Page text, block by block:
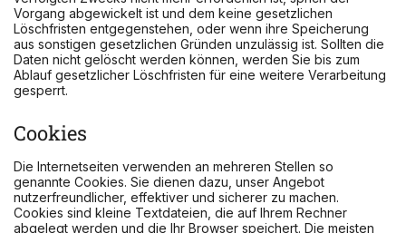
Vorgang abgewickelt ist und dem keine gesetzlichen
Löschfristen entgegenstehen, oder wenn ihre Speicherung
aus sonstigen gesetzlichen Gründen unzulässig ist. Sollten die
Daten nicht gelöscht werden können, werden Sie bis zum
Ablauf gesetzlicher Löschfristen für eine weitere Verarbeitung
gesperrt.
Cookies
Die Internetseiten verwenden an mehreren Stellen so
genannte Cookies. Sie dienen dazu, unser Angebot
nutzerfreundlicher, effektiver und sicherer zu machen.
Cookies sind kleine Textdateien, die auf Ihrem Rechner
abgelegt werden und die Ihr Browser speichert. Die meisten